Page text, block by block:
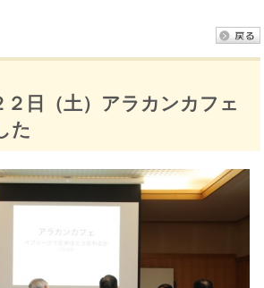
２日（土）アラカンカフェ
た